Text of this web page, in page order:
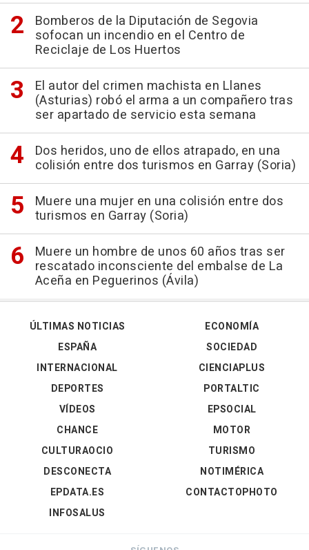
Bomberos de la Diputación de Segovia
sofocan un incendio en el Centro de
Reciclaje de Los Huertos
El autor del crimen machista en Llanes
(Asturias) robó el arma a un compañero tras
ser apartado de servicio esta semana
Dos heridos, uno de ellos atrapado, en una
colisión entre dos turismos en Garray (Soria)
Muere una mujer en una colisión entre dos
turismos en Garray (Soria)
Muere un hombre de unos 60 años tras ser
rescatado inconsciente del embalse de La
Aceña en Peguerinos (Ávila)
ÚLTIMAS NOTICIAS
ESPAÑA
INTERNACIONAL
DEPORTES
VÍDEOS
ECONOMÍA
SOCIEDAD
CIENCIAPLUS
PORTALTIC
EPSOCIAL
CHANCE
CULTURAOCIO
DESCONECTA
EPDATA.ES
INFOSALUS
MOTOR
TURISMO
NOTIMÉRICA
CONTACTOPHOTO